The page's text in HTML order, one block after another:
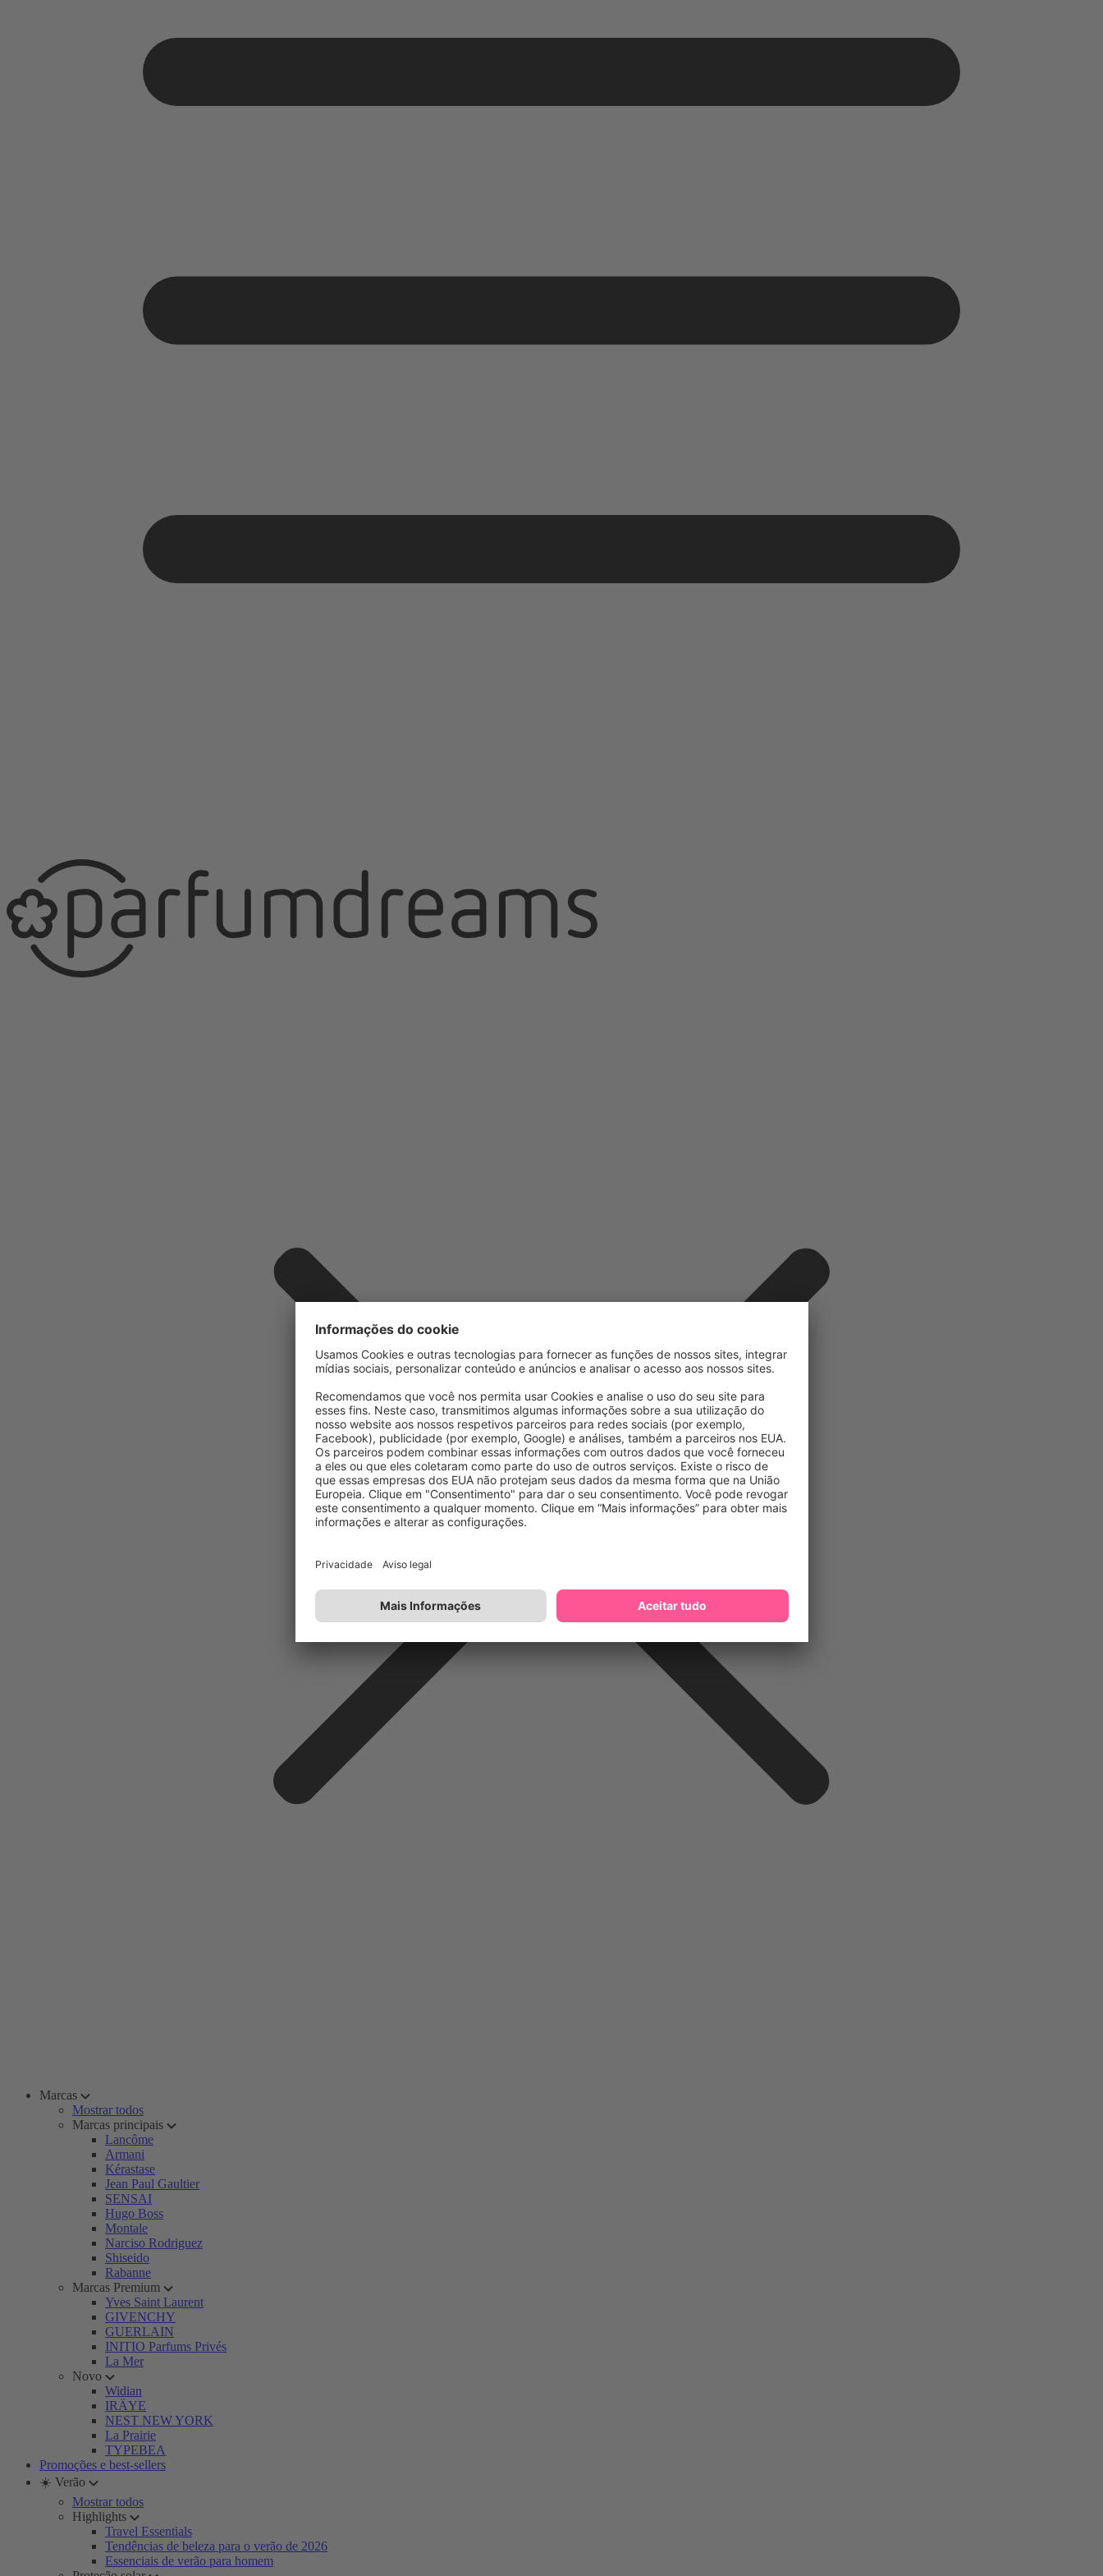
Marcas
Mostrar todos
Marcas principais
Lancôme
Armani
Kérastase
Jean Paul Gaultier
SENSAI
Hugo Boss
Montale
Narciso Rodriguez
Shiseido
Rabanne
Marcas Premium
Yves Saint Laurent
GIVENCHY
GUERLAIN
INITIO Parfums Privés
La Mer
Novo
Widian
IRÄYE
NEST NEW YORK
La Prairie
TYPEBEA
Promoções e best-sellers
☀️ Verão
Mostrar todos
Highlights
Travel Essentials
Tendências de beleza para o verão de 2026
Essenciais de verão para homem